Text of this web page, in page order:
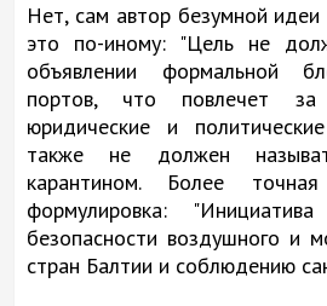
Нет, сам автор безумной идеи
это по-иному: "Цель не
объявлении формальной
портов, что повлечет
юридические и
также не должен
карантином. Более
формулировка:
безопасности воздушного и
стран Балтии и соблюдению